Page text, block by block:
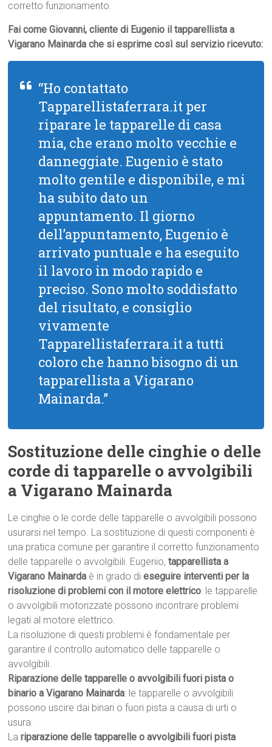
corretto funzionamento.
Fai come Giovanni, cliente di Eugenio il tapparellista a
Vigarano Mainarda che si esprime così sul servizio ricevuto:
“Ho contattato
Tapparellistaferrara.it per
riparare le tapparelle di casa
mia, che erano molto vecchie e
danneggiate. Eugenio è stato
molto gentile e disponibile, e mi
ha subito dato un
appuntamento. Il giorno
dell’appuntamento, Eugenio è
arrivato puntuale e ha eseguito
il lavoro in modo rapido e
preciso. Sono molto soddisfatto
del risultato, e consiglio
vivamente
Tapparellistaferrara.it a tutti
coloro che hanno bisogno di un
tapparellista a Vigarano
Mainarda.”
Sostituzione delle cinghie o delle
corde di tapparelle o avvolgibili
a Vigarano Mainarda
Le cinghie o le corde delle tapparelle o avvolgibili possono
usurarsi nel tempo. La sostituzione di questi componenti è
una pratica comune per garantire il corretto funzionamento
delle tapparelle o avvolgibili. Eugenio,tapparellista a
Vigarano Mainarda è in grado dieseguire interventi per la
risoluzione di problemi con il motore elettrico: le tapparelle
o avvolgibili motorizzate possono incontrare problemi
legati al motore elettrico.
La risoluzione di questi problemi è fondamentale per
garantire il controllo automatico delle tapparelle o
avvolgibili.
Riparazione delle tapparelle o avvolgibili fuori pista o
binario a Vigarano Mainarda: le tapparelle o avvolgibili
possono uscire dai binari o fuori pista a causa di urti o
usura.
Lariparazione delle tapparelle o avvolgibili fuori pista